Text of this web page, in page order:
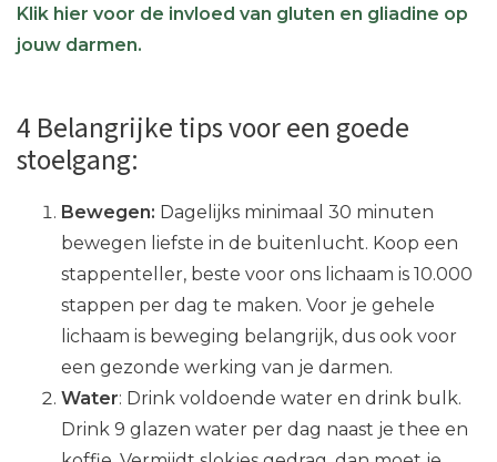
Klik hier voor de invloed van gluten en gliadine op
jouw darmen.
4 Belangrijke tips voor een goede
stoelgang:
Bewegen: Dagelijks minimaal 30 minuten
bewegen liefste in de buitenlucht. Koop een
stappenteller, beste voor ons lichaam is 10.000
stappen per dag te maken. Voor je gehele
lichaam is beweging belangrijk, dus ook voor
een gezonde werking van je darmen.
Water: Drink voldoende water en drink bulk.
Drink 9 glazen water per dag naast je thee en